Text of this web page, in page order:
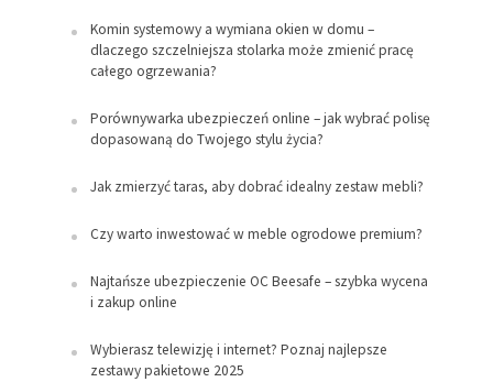
Komin systemowy a wymiana okien w domu –
dlaczego szczelniejsza stolarka może zmienić pracę
całego ogrzewania?
Porównywarka ubezpieczeń online – jak wybrać polisę
dopasowaną do Twojego stylu życia?
Jak zmierzyć taras, aby dobrać idealny zestaw mebli?
Czy warto inwestować w meble ogrodowe premium?
Najtańsze ubezpieczenie OC Beesafe – szybka wycena
i zakup online
Wybierasz telewizję i internet? Poznaj najlepsze
zestawy pakietowe 2025